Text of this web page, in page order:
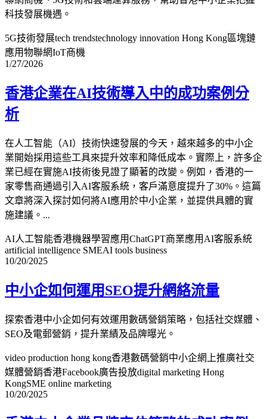
科技發展機遇。
5G技術發展tech trendstechnology innovation Hong Kong區塊鏈
應用物聯網IoT商機
1/27/2026
香港企業在AI技術導入中的成功案例分
析
在人工智能（AI）技術快速發展的今天，越來越多的中小企
業開始採用這些工具來提升效率和降低成本。實際上，許多企
業已經在實施AI技術後見證了顯著的改變。例如，香港的一
家零售商通過引入AI客服系統，客戶滿意度提升了30%。這篇
文章將深入探討如何將AI應用於中小企業，並提供具體的實
施建議。...
AI人工智能香港機器學習應用ChatGPT商業應用 AI客服系統
artificial intelligence SMEAI tools business
10/20/2025
中小企如何運用SEO提升網絡流量
探索香港中小企如何有效運用數碼營銷策略，包括社交媒體、
SEO及電郵營銷，提升業績及品牌曝光。
video production hong kong香港數碼營銷中小企網上推廣社交
媒體營銷香港Facebook廣告投放digital marketing Hong
KongSME online marketing
10/20/2025